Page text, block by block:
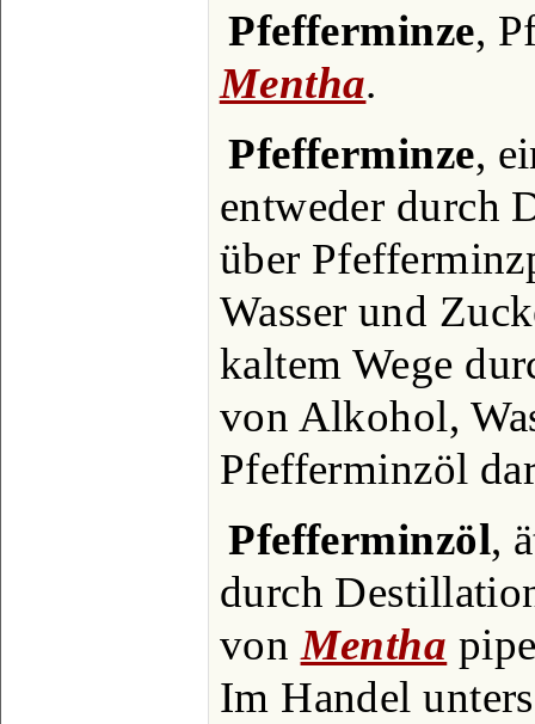
Pfefferminze,
Mentha.
Pfefferminze,
entweder durch
über
Wasser und
kaltem Wege
von Alkohol,
Pfefferminzöl
Pfefferminzöl,
durch
vonMentha
Im Handel